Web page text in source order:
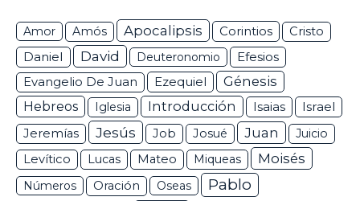
Amor Amós Apocalipsis Corintios Cristo
Daniel David Deuteronomio Efesios
Evangelio De Juan Ezequiel
Génesis
Hebreos
Iglesia Introducción Isaias Israel
Jeremías Jesús Job Josué Juan
Juicio
Levítico
Lucas Mateo Miqueas Moisés
Números Oración Oseas Pablo